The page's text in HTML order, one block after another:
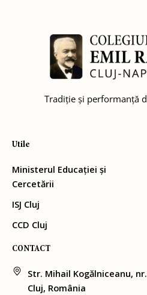
Tradiție și performanță
Utile
Ministerul Educației și
Cercetării
ISJ Cluj
CCD Cluj
CONTACT
Str. Mihail Kogălniceanu,
Cluj, România